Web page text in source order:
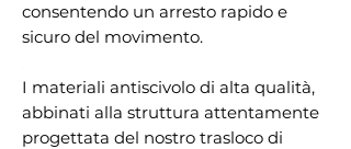
consentendo un arresto rapido e
sicuro del movimento.
I materiali antiscivolo di alta qualità,
abbinati alla struttura attentamente
progettata del nostro trasloco di